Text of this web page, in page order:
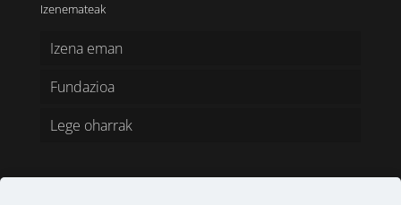
Izenemateak
Izena eman
Fundazioa
Lege oharrak